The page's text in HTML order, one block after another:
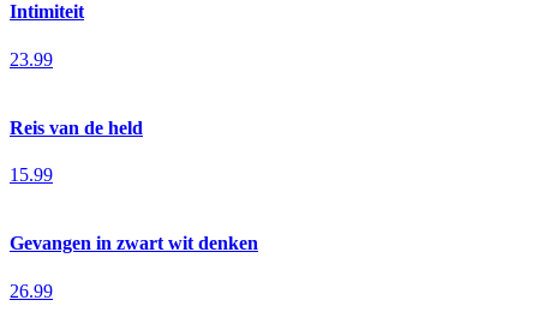
Intimiteit
23.99
Reis van de held
15.99
Gevangen in zwart wit denken
26.99